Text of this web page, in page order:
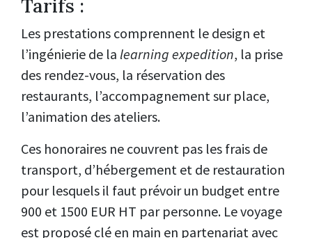
Tarifs :
Les prestations comprennent le design et
l’ingénierie de la learning expedition, la prise
des rendez-vous, la réservation des
restaurants, l’accompagnement sur place,
l’animation des ateliers.
Ces honoraires ne couvrent pas les frais de
transport, d’hébergement et de restauration
pour lesquels il faut prévoir un budget entre
900 et 1500 EUR HT par personne. Le voyage
est proposé clé en main en partenariat avec